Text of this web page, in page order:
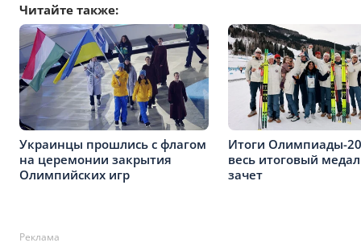
Читайте также:
Украинцы прошлись с флагом
на церемонии закрытия
Олимпийских игр
Итоги Олимпиады-
весь итоговый
зачет
Реклама